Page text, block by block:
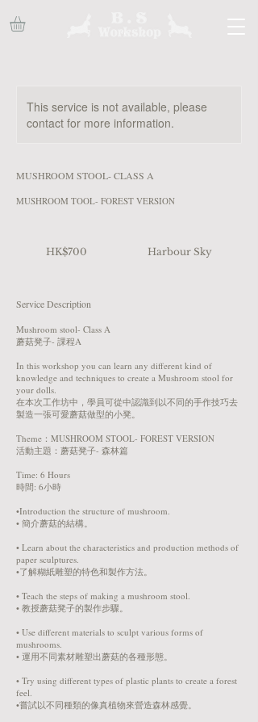
This service is not available, please
contact for more information.
MUSHROOM STOOL- CLASS A
MUSHROOM TOOL- FOREST VERSION
HK$700 Harbour Sky
Service Description
Mushroom stool- Class A
蘑菇凳子- 課程A
In this workshop you can learn any different kind of
knowledge and techniques to create a Mushroom stool for
your dolls.
在本次工作坊中，學員可從中認識到以不同的手作技巧去
製造一張可愛蘑菇做型的小凳。
Theme：MUSHROOM STOOL- FOREST VERSION
活動主題：蘑菇凳子- 森林篇
Time: 6 Hours
時間: 6小時
•Introduction the structure of mushroom.
• 簡介蘑菇的結構。
• Learn about the characteristics and production methods of
paper sculptures.
•了解糊紙雕塑的特色和製作方法。
• Teach the steps of making a mushroom stool.
• 教授蘑菇凳子的製作步驟。
• Use different materials to sculpt various forms of
mushrooms.
• 運用不同素材雕塑出蘑菇的各種形態。
• Try using different types of plastic plants to create a forest
feel.
•嘗試以不同種類的像真植物來營造森林感覺。